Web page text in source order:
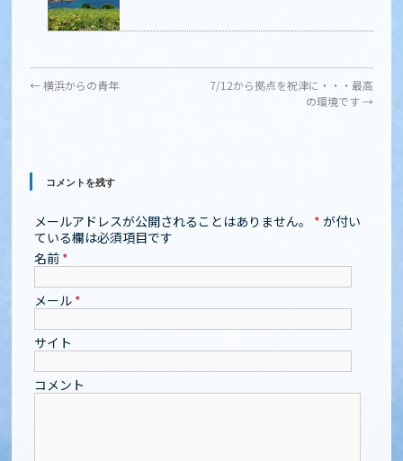
←横浜からの青年
7/12から拠点を祝津に・・・最高
の環境です→
コメントを残す
メールアドレスが公開されることはありません。 * が付い
ている欄は必須項目です
名前 *
メール *
サイト
コメント